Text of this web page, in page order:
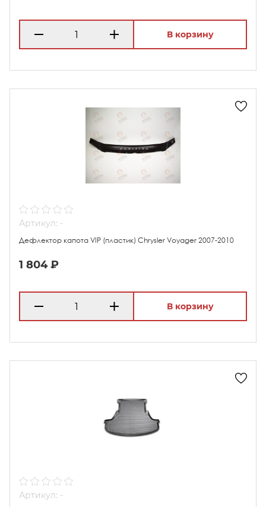
В корзину
Артикул: -
Дефлектор капота VIP (пластик) Chrysler Voyager 2007-2010
1 804 ₽
В корзину
Артикул: -